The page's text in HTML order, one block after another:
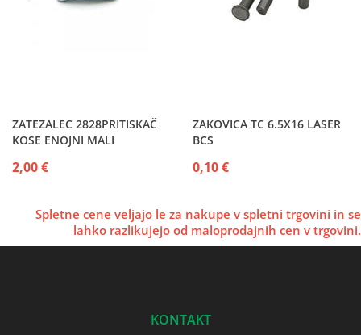
ZATEZALEC 2828PRITISKAČ
KOSE ENOJNI MALI
2,00 €
ZAKOVICA TC 6.5X16 LASER
BCS
0,10 €
Spletne cene veljajo le za nakupe v spletni trgovini in se
lahko razlikujejo od maloprodajnih cen v trgovini.
KONTAKT